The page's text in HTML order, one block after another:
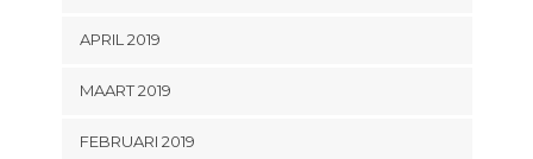
APRIL 2019
MAART 2019
FEBRUARI 2019